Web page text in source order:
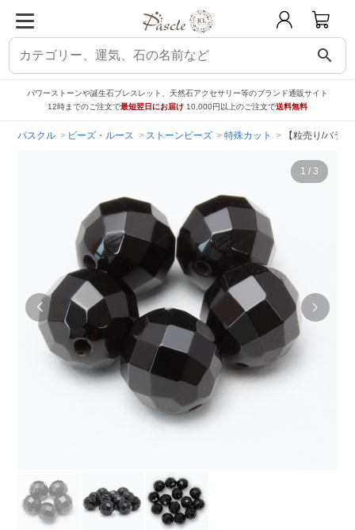
search
パワーストーンや誕生石ブレスレット、天然石アクセサリー等のブランド通販サイト
12時までのご注文で最短翌日にお届け 10,000円以上のご注文で送料無料
パスクル ビーズ・ルース ストーンビーズ 特殊カット 【粒売り/バラ
1 / 3